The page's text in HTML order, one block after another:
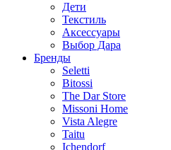
Дети
Текстиль
Аксессуары
Выбор Дара
Бренды
Seletti
Bitossi
The Dar Store
Missoni Home
Vista Alegre
Taitu
Ichendorf